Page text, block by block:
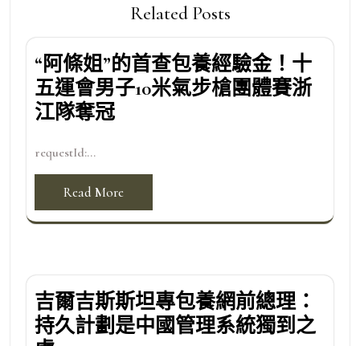
Related Posts
“阿條姐”的首查包養經驗金！十
五運會男子10米氣步槍團體賽浙
江隊奪冠
requestId:...
Read More
吉爾吉斯斯坦專包養網前總理：
持久計劃是中國管理系統獨到之